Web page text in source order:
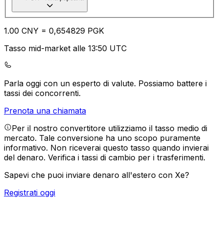
1.00 CNY = 0,654829 PGK
Tasso mid-market alle 13:50 UTC
Parla oggi con un esperto di valute. Possiamo battere i
tassi dei concorrenti.
Prenota una chiamata
Per il nostro convertitore utilizziamo il tasso medio di
mercato. Tale conversione ha uno scopo puramente
informativo. Non riceverai questo tasso quando invierai
del denaro. Verifica i tassi di cambio per i trasferimenti.
Sapevi che puoi inviare denaro all'estero con Xe?
Registrati oggi